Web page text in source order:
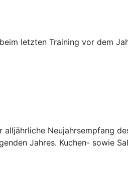
letzten Training vor dem
Neujahrsempfang
Jahres. Kuchen- sowie